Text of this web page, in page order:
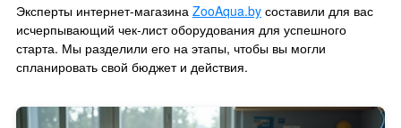
Эксперты интернет-магазина ZooAqua.by составили для вас
исчерпывающий чек-лист оборудования для успешного
старта. Мы разделили его на этапы, чтобы вы могли
спланировать свой бюджет и действия.